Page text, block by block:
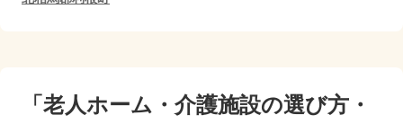
「老人ホーム・介護施設の選び方・